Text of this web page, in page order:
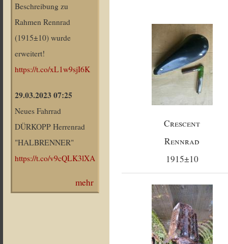
Beschreibung zu
Rahmen Rennrad
(1915±10) wurde
erweitert!
https://t.co/xL1w9sjI6K
29.03.2023 07:25
Neues Fahrrad
DÜRKOPP Herrenrad
"HALBRENNER"
https://t.co/v9cQLK3lXA
mehr
Crescent
Rennrad
1915±10